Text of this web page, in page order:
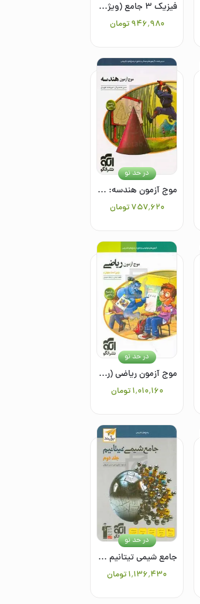
فیزیک ۳ جامع (ویژه رشته ریاضی): (جلد دوم) قابل استفاده برای دانش‌آموزان پایه دوازدهم و داوطلبان آزمون سراسری دانشگاه‌ها
۹۴۶٬۹۸۰ تومان
موج آزمون هندسه: قابل استفاده برای دانش‌آموزان و داوطلبان آزمون سراسری دانشگاه‌ها
۷۵۷٬۶۲۰ تومان
در حد نو
موج آزمون ریاضی (رشته ریاضی)
۱٬۰۱۰٬۱۶۰ تومان
در حد نو
جامع شیمی تیتانیم جلد دوم
۱٬۱۳۶٬۴۳۰تومان
در حد نو